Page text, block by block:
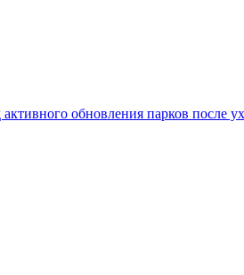
обновления парков после